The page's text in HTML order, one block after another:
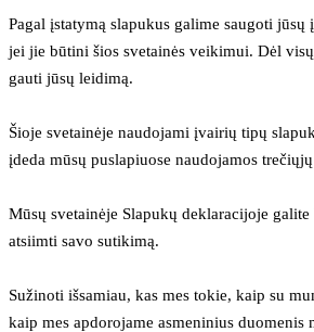
Pagal įstatymą slapukus galime saugoti
jei jie būtini šios svetainės veikimui. Dėl
gauti jūsų leidimą.
Šioje svetainėje naudojami įvairių tipų
įdeda mūsų puslapiuose naudojamos
Mūsų svetainėje Slapukų deklaracijoje galite
atsiimti savo sutikimą.
Sužinoti išsamiau, kas mes tokie, kaip su
kaip mes apdorojame asmeninius duomenis